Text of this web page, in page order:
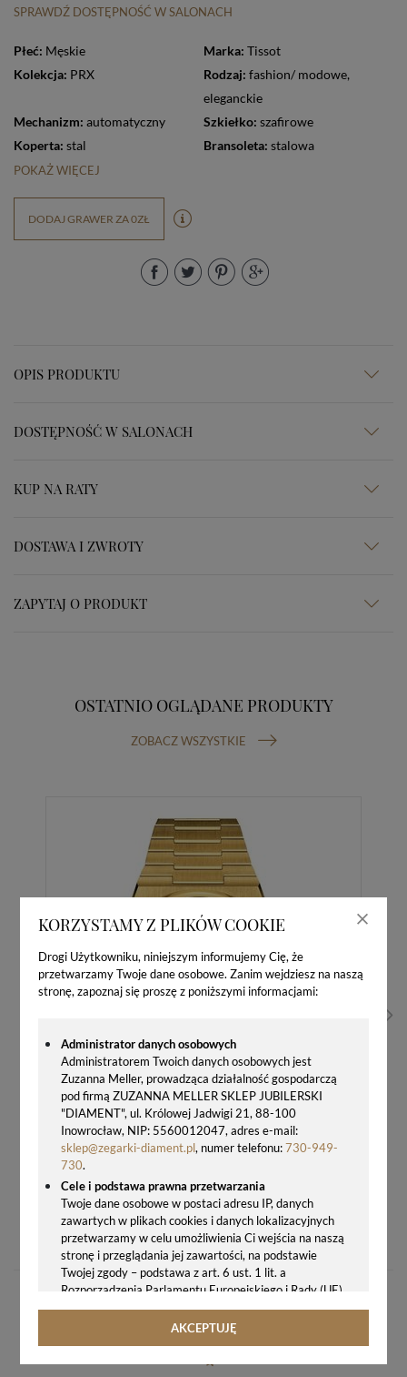
KORZYSTAMY Z PLIKÓW COOKIE
Drogi Użytkowniku, niniejszym informujemy Cię, że
przetwarzamy Twoje dane osobowe. Zanim wejdziesz na naszą
stronę, zapoznaj się proszę z poniższymi informacjami:
Administrator danych osobowych
Administratorem Twoich danych osobowych jest
Zuzanna Meller, prowadząca działalność gospodarczą
pod firmą ZUZANNA MELLER SKLEP JUBILERSKI
"DIAMENT", ul. Królowej Jadwigi 21, 88-100
Inowrocław, NIP: 5560012047, adres e-mail:
sklep@zegarki-diament.pl, numer telefonu:730-949-
730.
Cele i podstawa prawna przetwarzania
Twoje dane osobowe w postaci adresu IP, danych
zawartych w plikach cookies i danych lokalizacyjnych
przetwarzamy w celu umożliwienia Ci wejścia na naszą
stronę i przeglądania jej zawartości, na podstawie
Twojej zgody – podstawa z art. 6 ust. 1 lit. a
Rozporządzenia Parlamentu Europejskiego i Rady (UE)
2016/679 z 27.04.2016 r. w sprawie ochrony osób
fizycznych w związku z przetwarzaniem danych
AKCEPTUJĘ
SPRAWDŹ DOSTĘPNOŚĆ W SALONACH
Płeć: Męskie Marka: Tissot
Kolekcja: PRX Rodzaj: fashion/ modowe,
eleganckie
Mechanizm: automatyczny Szkiełko: szafirowe
Koperta: stal Bransoleta: stalowa
POKAŻ WIĘCEJ
DODAJ GRAWER ZA 0ZŁ
OPIS PRODUKTU
DOSTĘPNOŚĆ W SALONACH
KUP NA RATY
DOSTAWA I ZWROTY
ZAPYTAJ O PRODUKT
OSTATNIO OGLĄDANE PRODUKTY
ZOBACZ WSZYSTKIE
3080,00 zł